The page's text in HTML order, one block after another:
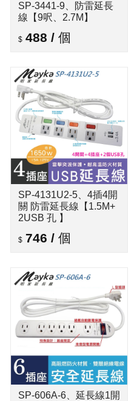
SP-3441-9、防雷延長
線【9呎、2.7M】
488 / 個
SP-4131U2-5、4插4開
關 防雷延長線【1.5M+
2USB 孔 】
746 / 個
SP-606A-6、延長線1開